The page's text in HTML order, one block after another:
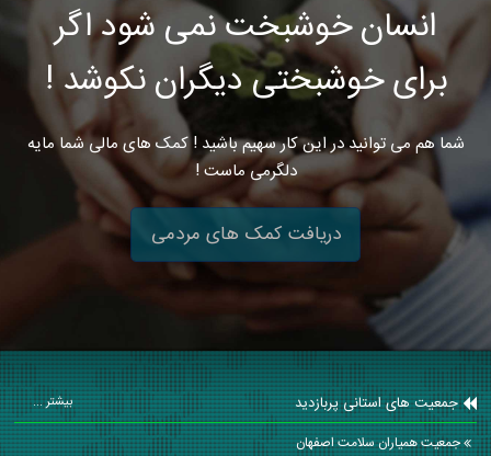
انسان خوشبخت نمی شود اگر
برای خوشبختی دیگران نکوشد !
شما هم می توانید در این کار سهیم باشید ! کمک های مالی شما مایه
دلگرمی ماست !
دریافت کمک های مردمی
جمعیت های استانی پربازدید بیشتر ...
جمعیت همیاران سلامت اصفهان